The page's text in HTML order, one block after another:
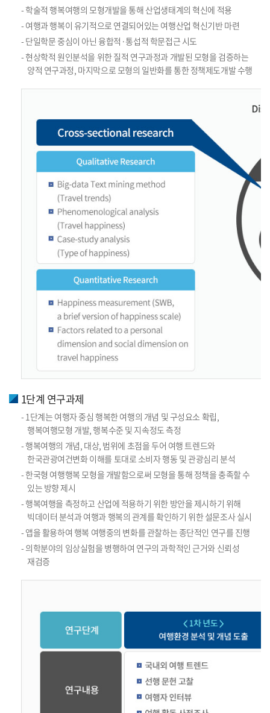
- 학술적 행복여행의 모형개발을 통해 산업생태계의 혁신에 적용
- 여행과 행복이 유기적으로 연결되어있는 여행산업 혁신기반 마련
- 단일학문 중심이 아닌 융합적·통섭적 학문접근 시도
- 현상학적 원인분석을 위한 질적 연구과정과 개발된 모형을 검증하는
양적 연구과정, 마지막으로 모형의 일반화를 통한 정책제도개발 수행
1단계 연구과제
- 1단계는 여행자 중심 행복한 여행의 개념 및 구성요소 확립,
행복여행모형 개발, 행복수준 및 지속정도 측정
- 행복여행의 개념, 대상, 범위에 초점을 두어 여행 트렌드와
한국관광여건변화 이해를 토대로 소비자 행동 및 관광심리 분석
- 한국형 여행행복 모형을 개발함으로써 모형을 통해 정책을 충족할 수
있는 방향 제시
- 행복여행을 측정하고 산업에 적용하기 위한 방안을 제시하기 위해
빅데이터 분석과 여행과 행복의 관계를 확인하기 위한 설문조사 실시
- 앱을 활용하여 행복 여행중의 변화를 관찰하는 종단적인 연구를 진행
- 의학분야의 임상실험을 병행하여 연구의 과학적인 근거와 신뢰성
재검증